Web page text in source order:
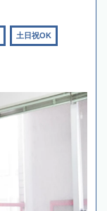
土日祝OK